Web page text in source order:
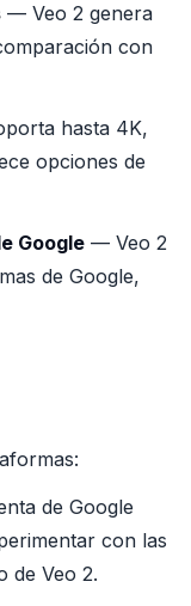
— Veo 2 genera
con
hasta 4K,
opciones de
Google — Veo 2
de Google,
de Google
con las
de Veo 2.